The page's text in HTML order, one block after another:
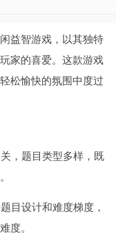
益智游戏，以其独特
家的喜爱。这款游戏
松愉快的氛围中度过
，题目类型多样，既
目设计和难度梯度，
度。